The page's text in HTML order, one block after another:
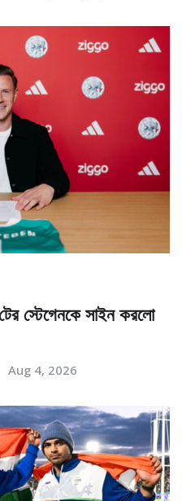
স্টেগেনকে সাইন করলো
Aug 4, 2026